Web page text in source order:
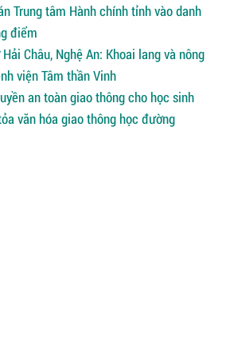
Trung tâm Hành chính tỉnh vào danh
điểm
Châu, Nghệ An: Khoai lang và nông
viện Tâm thần Vinh
an toàn giao thông cho học sinh
văn hóa giao thông học đường